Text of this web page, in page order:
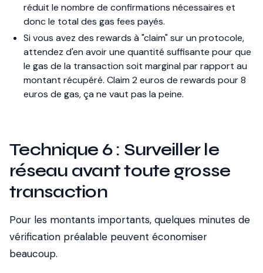
réduit le nombre de confirmations nécessaires et
donc le total des gas fees payés.
Si vous avez des rewards à "claim" sur un protocole,
attendez d'en avoir une quantité suffisante pour que
le gas de la transaction soit marginal par rapport au
montant récupéré. Claim 2 euros de rewards pour 8
euros de gas, ça ne vaut pas la peine.
Technique 6 : Surveiller le
réseau avant toute grosse
transaction
Pour les montants importants, quelques minutes de
vérification préalable peuvent économiser
beaucoup.